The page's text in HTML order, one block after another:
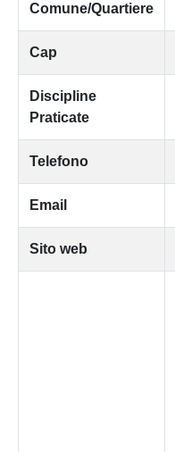
Comune/Quartiere
Cap
Discipline
Praticate
Telefono
Email
Sito web